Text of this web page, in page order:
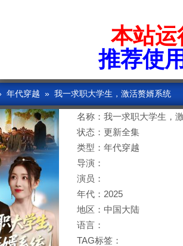
本站
推荐使
年代穿越 » 我一求职大学生，激活赘婿系统
名称：我一求职大学生，
状态：更新全集
类型：年代穿越
导演：
演员：
年代：2025
地区：中国大陆
语言：
TAG标签：